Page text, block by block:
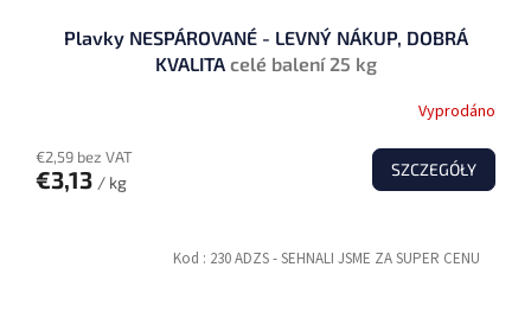
Plavky NESPÁROVANÉ - LEVNÝ NÁKUP, DOBRÁ
KVALITA celé balení 25 kg
Vyprodáno
€2,59 bez VAT
€3,13 / kg
SZCZEGÓŁY
Kod : 230 ADZS - SEHNALI JSME ZA SUPER CENU